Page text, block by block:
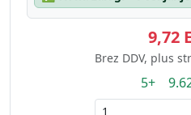
9,72
Brez DDV, plus
5+